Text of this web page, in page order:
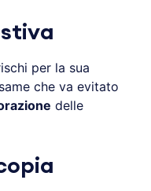
per la sua
che va evitato
delle